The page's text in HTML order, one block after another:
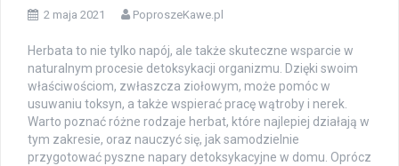
2 maja 2021 PoproszeKawe.pl
Herbata to nie tylko napój, ale także skuteczne wsparcie w
naturalnym procesie detoksykacji organizmu. Dzięki swoim
właściwościom, zwłaszcza ziołowym, może pomóc w
usuwaniu toksyn, a także wspierać pracę wątroby i nerek.
Warto poznać różne rodzaje herbat, które najlepiej działają w
tym zakresie, oraz nauczyć się, jak samodzielnie
przygotować pyszne napary detoksykacyjne w domu. Oprócz